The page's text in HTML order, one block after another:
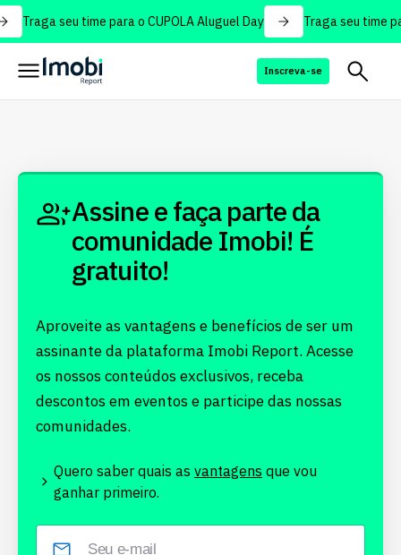
Traga seu time para o CUPOLA Aluguel Day Traga seu time
Inscreva-se
Assine e faça parte da
comunidade Imobi! É
gratuito!
Aproveite as vantagens e benefícios de ser um
assinante da plataforma Imobi Report. Acesse
os nossos conteúdos exclusivos, receba
descontos em eventos e participe das nossas
comunidades.
Quero saber quais as vantagens que vou
ganhar primeiro.